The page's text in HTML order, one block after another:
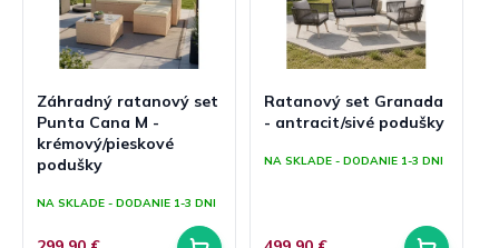
Záhradný ratanový set
Punta Cana M -
krémový/pieskové
podušky
NA SKLADE - DODANIE 1-3 DNI
Ratanový set Granada
- antracit/sivé podušky
NA SKLADE - DODANIE 1-3 DNI